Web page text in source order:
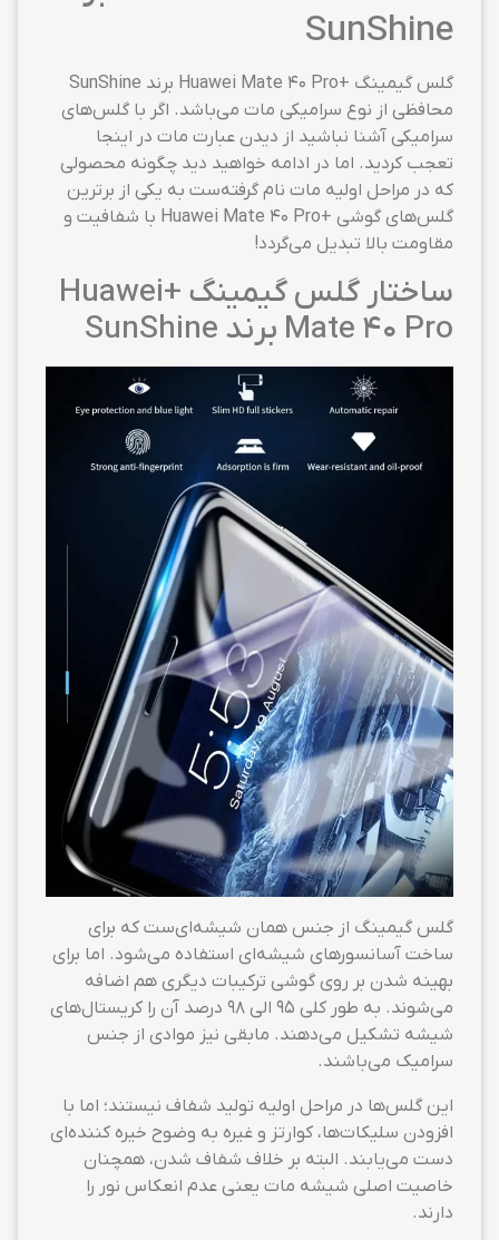
SunShine
محافظی از نوع سرامیکی مات می‌باشد. اگر با گلس‌های
سرامیکی آشنا نباشید از دیدن عبارت مات در اینجا
تعجب کردید. اما در ادامه خواهید دید چگونه محصولی
که در مراحل اولیه مات نام گرفته‌ست به یکی از برترین
گلس‌های گوشی +Huawei Mate 40 Pro با شفافیت و
مقاومت بالا تبدیل می‌گردد!
ساختار گلس گیمینگ +Huawei
Mate 40 Pro برند SunShine
گلس گیمینگ از جنس همان شیشه‌ای‌ست که برای
ساخت آسانسورهای شیشه‌ای استفاده می‌شود. اما برای
بهینه شدن بر روی گوشی ترکیبات دیگری هم اضافه
می‌شوند. به طور کلی ۹۵ الی ۹۸ درصد آن را کریستال‌های
شیشه تشکیل می‌دهند. مابقی نیز موادی از جنس
سرامیک می‌باشند.
این گلس‌ها در مراحل اولیه تولید شفاف نیستند؛ اما با
افزودن سلیکات‌ها، کوارتز و غیره به وضوح خیره کننده‌ای
دست می‌یابند. البته بر خلاف شفاف شدن، همچنان
خاصیت اصلی شیشه مات یعنی عدم انعکاس نور را
دارند.